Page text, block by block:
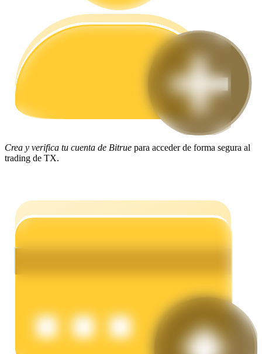
Aprenda cómo mantenerse rentable
Earn
Power Piggy
Gana recompensas competitivas diariamente
Crea y verifica tu cuenta de Bitrue para acceder de forma segura al
trading de TX.